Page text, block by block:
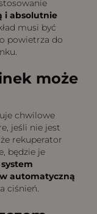
i absolutnie
musi być
powietrza do
może
chwilowe
jeśli nie jest
rekuperator
będzie je
system
automatyczną
ciśnień.